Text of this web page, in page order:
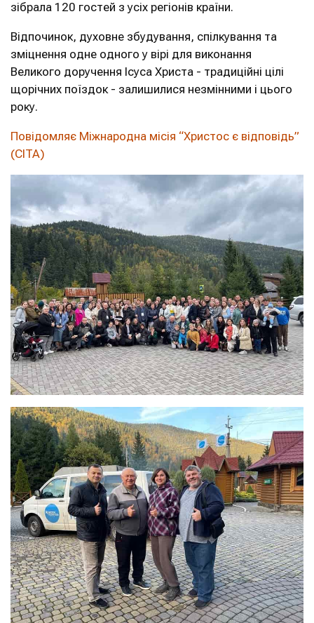
зібрала 120 гостей з усіх регіонів країни.
Відпочинок, духовне збудування, спілкування та
зміцнення одне одного у вірі для виконання
Великого доручення Ісуса Христа - традиційні цілі
щорічних поїздок - залишилися незмінними і цього
року.
Повідомляє Міжнародна місія “Христос є відповідь”
(CITA)